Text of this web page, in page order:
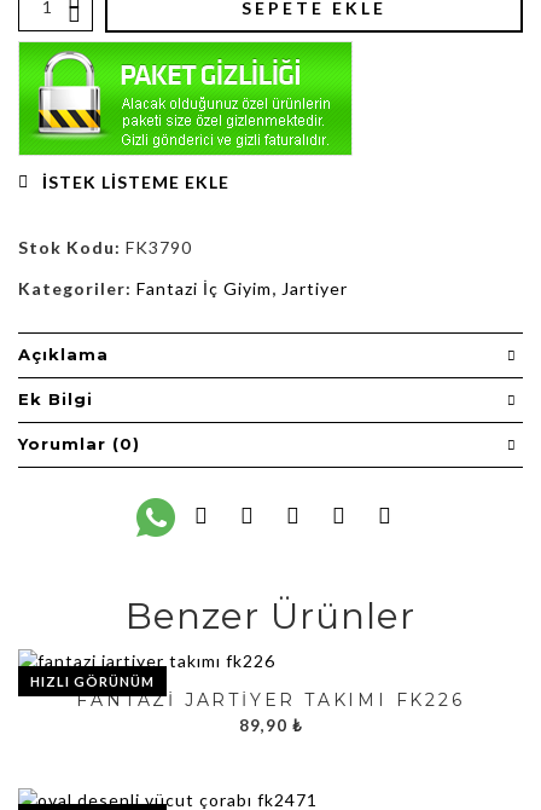
SEPETE EKLE
İSTEK LISTEME EKLE
Stok Kodu: FK3790
Kategoriler: Fantazi İç Giyim, Jartiyer
Açıklama
Ek Bilgi
Yorumlar (0)
Benzer Ürünler
HIZLI GÖRÜNÜM
FANTAZI JARTIYER TAKIMI FK226
89,90 ₺